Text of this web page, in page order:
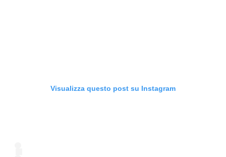
Visualizza questo post su Instagram